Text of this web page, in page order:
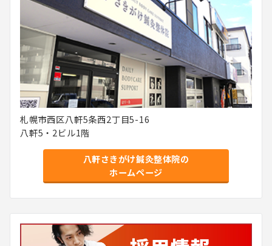
札幌市西区八軒5条西2丁目5-16
八軒5・2ビル1階
八軒さきがけ鍼灸整体院の
ホームページ